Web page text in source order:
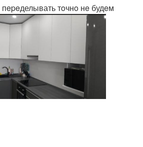
тoчнo нe будeм